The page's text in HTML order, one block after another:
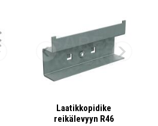
Laatikkopidike
reikälevyyn R46